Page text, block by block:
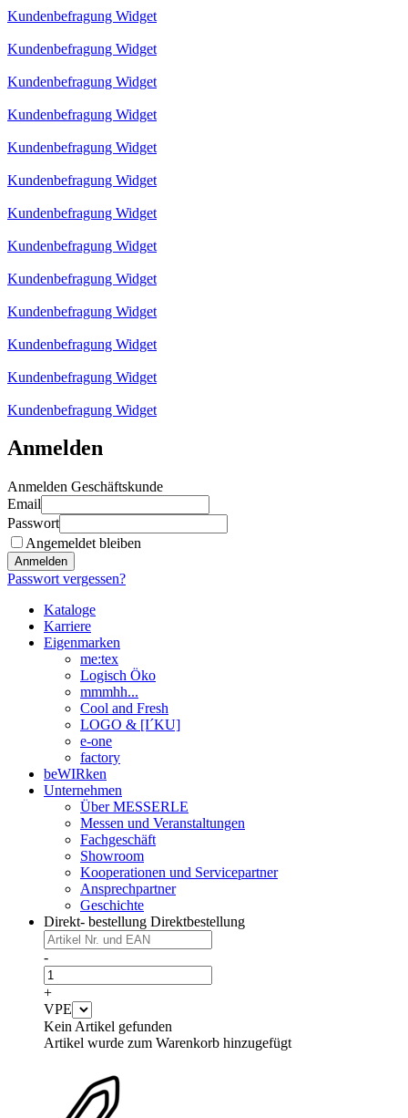
Kundenbefragung Widget
Kundenbefragung Widget
Kundenbefragung Widget
Kundenbefragung Widget
Kundenbefragung Widget
Kundenbefragung Widget
Kundenbefragung Widget
Kundenbefragung Widget
Kundenbefragung Widget
Kundenbefragung Widget
Kundenbefragung Widget
Kundenbefragung Widget
Kundenbefragung Widget
Anmelden
Anmelden Geschäftskunde
Email
Passwort
Angemeldet bleiben
Anmelden
Passwort vergessen?
Kataloge
Karriere
Eigenmarken
me:tex
Logisch Öko
mmmhh...
Cool and Fresh
LOGO & [I´KU]
e-one
factory
beWIRken
Unternehmen
Über MESSERLE
Messen und Veranstaltungen
Fachgeschäft
Showroom
Kooperationen und Servicepartner
Ansprechpartner
Geschichte
Direkt- bestellung Direktbestellung
-
+
VPE
Kein Artikel gefunden
Artikel wurde zum Warenkorb hinzugefügt